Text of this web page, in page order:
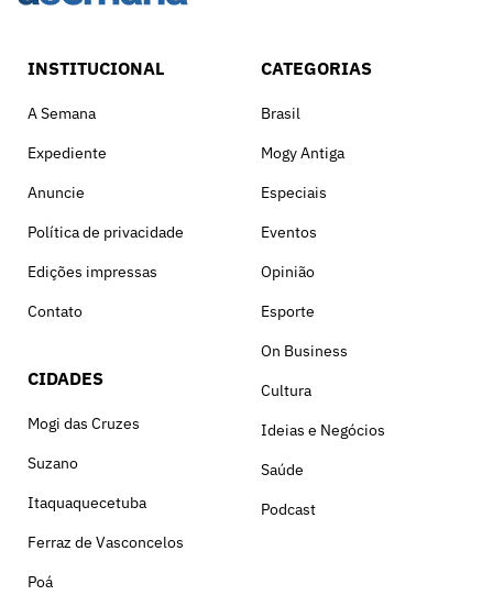
INSTITUCIONAL
A Semana
Expediente
Anuncie
Política de privacidade
Edições impressas
Contato
CIDADES
Mogi das Cruzes
Suzano
Itaquaquecetuba
Ferraz de Vasconcelos
Poá
CATEGORIAS
Brasil
Mogy Antiga
Especiais
Eventos
Opinião
Esporte
On Business
Cultura
Ideias e Negócios
Saúde
Podcast